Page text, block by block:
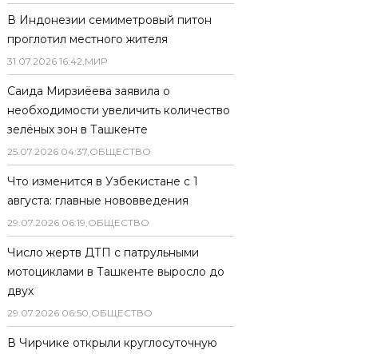
В Индонезии семиметровый питон
проглотил местного жителя
31.07.2026 16:42,МИР
Саида Мирзиёева заявила о
необходимости увеличить количество
зелёных зон в Ташкенте
25.07.2026 04:37,ОБЩЕСТВО
Что изменится в Узбекистане с 1
августа: главные нововведения
29.07.2026 06:19,ОБЩЕСТВО
Число жертв ДТП с патрульными
мотоциклами в Ташкенте выросло до
двух
29.07.2026 06:50,ОБЩЕСТВО
В Чирчике открыли круглосуточную